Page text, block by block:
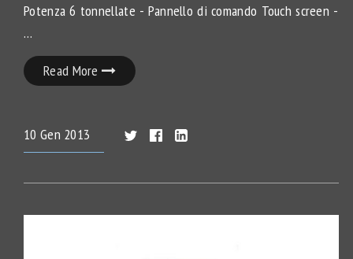
Potenza 6 tonnellate - Pannello di comando Touch screen -
…
Read More
10 Gen 2013